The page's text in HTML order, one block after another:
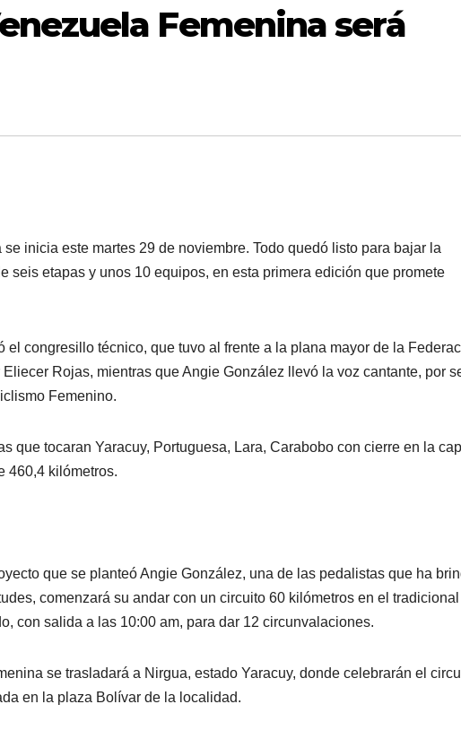
Femenina será
inicia este martes 29 de noviembre. Todo quedó listo para bajar la
seis etapas y unos 10 equipos, en esta primera edición que promete
el congresillo técnico, que tuvo al frente a la plana mayor de la
Rojas, mientras que Angie González llevó la voz cantante, por
Femenino.
que tocaran Yaracuy, Portuguesa, Lara, Carabobo con cierre en la
460,4 kilómetros.
que se planteó Angie González, una de las pedalistas que ha
comenzará su andar con un circuito 60 kilómetros en el tradicional
con salida a las 10:00 am, para dar 12 circunvalaciones.
se trasladará a Nirgua, estado Yaracuy, donde celebrarán el
en la plaza Bolívar de la localidad.